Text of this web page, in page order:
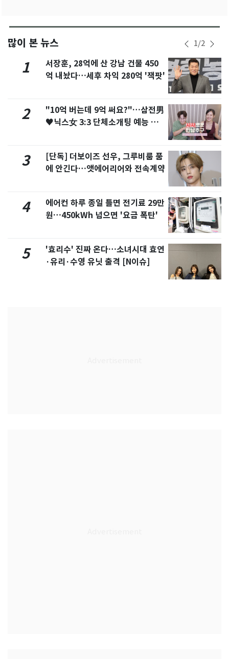
많이 본 뉴스 1/2
1
서장훈, 28억에 산 강남 건물 450
억 내놨다…세후 차익 280억 '잭팟'
2
"10억 버는데 9억 써요?"…삼전男
♥닉스女 3:3 단체소개팅 예능 화
3
[단독] 더보이즈 선우, 그루비룸 품
에 안긴다…앳에어리어와 전속계약
4
에어컨 하루 종일 틀면 전기료 29만
원…450kWh 넘으면 '요금 폭탄'
5
'효리수' 진짜 온다…소녀시대 효연
·유리·수영 유닛 출격 [N이슈]